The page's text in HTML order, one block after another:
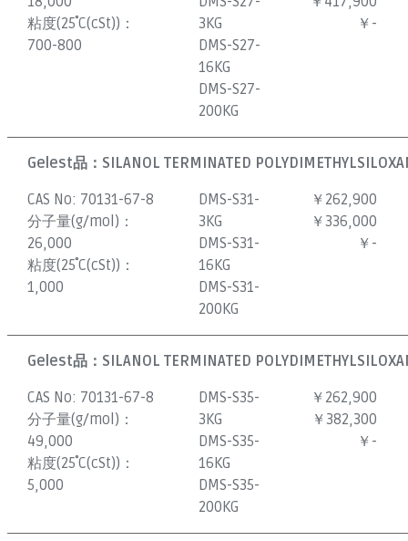
粘度(25˚C(cSt))：
700-800
3KG
DMS-S27-
16KG
DMS-S27-
200KG
￥-
Gelest品： SILANOL TERMINATED
CAS No: 70131-67-8
分子量(g/mol)：
26,000
粘度(25˚C(cSt))：
1,000
DMS-S31-
3KG
DMS-S31-
16KG
DMS-S31-
200KG
￥262,900
￥336,000
￥-
Gelest品： SILANOL TERMINATED
CAS No: 70131-67-8
分子量(g/mol)：
49,000
粘度(25˚C(cSt))：
5,000
DMS-S35-
3KG
DMS-S35-
16KG
DMS-S35-
200KG
￥262,900
￥382,300
￥-